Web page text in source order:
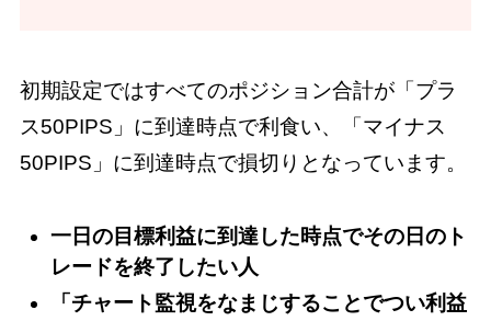
初期設定ではすべてのポジション合計が「プラ
ス50PIPS」に到達時点で利食い、「マイナス
50PIPS」に到達時点で損切りとなっています。
一日の目標利益に到達した時点でその日のト
レードを終了したい人
「チャート監視をなまじすることでつい利益